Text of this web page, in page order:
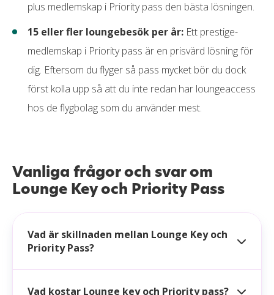
plus medlemskap i Priority pass den bästa lösningen.
15 eller fler loungebesök per år: Ett prestige-
medlemskap i Priority pass är en prisvärd lösning för
dig. Eftersom du flyger så pass mycket bör du dock
först kolla upp så att du inte redan har loungeaccess
hos de flygbolag som du använder mest.
Vanliga frågor och svar om
Lounge Key och Priority Pass
Vad är skillnaden mellan Lounge Key och
Priority Pass?
Vad kostar Lounge key och Priority pass?